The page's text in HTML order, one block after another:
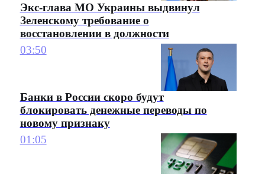
Экс-глава МО Украины выдвинул
Зеленскому требование о
восстановлении в должности
03:50
Банки в России скоро будут
блокировать денежные переводы по
новому признаку
01:05